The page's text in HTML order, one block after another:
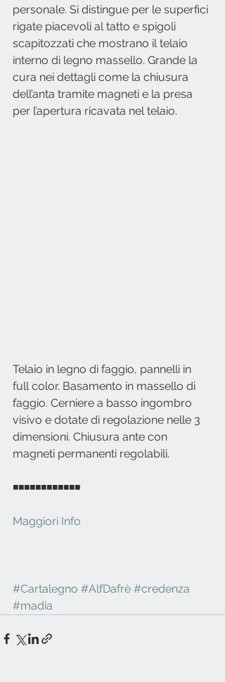
personale. Si distingue per le superfici
rigate piacevoli al tatto e spigoli
scapitozzati che mostrano il telaio
interno di legno massello. Grande la
cura nei dettagli come la chiusura
dell’anta tramite magneti e la presa
per l’apertura ricavata nel telaio.
Telaio in legno di faggio, pannelli in
full color. Basamento in massello di
faggio. Cerniere a basso ingombro
visivo e dotate di regolazione nelle 3
dimensioni. Chiusura ante con
magneti permanenti regolabili.
◾◾◾◾◾◾◾◾◾◾◾◾
Maggiori Info
#Cartalegno #AlfDafrè #credenza
#madia